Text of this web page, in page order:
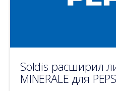
Soldis расширил
MINERALE для